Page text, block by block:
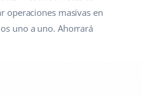
operaciones masivas en
uno a uno. Ahorrará